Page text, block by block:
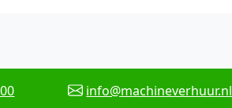
info@machineverhuur.nl